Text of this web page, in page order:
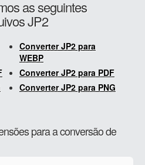
as seguintes
JP2
Converter JP2 para
WEBP
Converter JP2 para PDF
Converter JP2 para PNG
para a conversão de